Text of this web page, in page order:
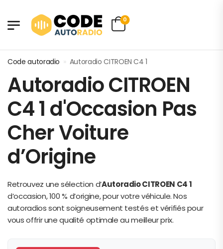
0
Code autoradio » Autoradio CITROEN C4 1
Autoradio CITROEN
C4 1 d'Occasion Pas
Cher Voiture
d’Origine
Retrouvez une sélection d’Autoradio CITROEN C4 1
d’occasion, 100 % d’origine, pour votre véhicule. Nos
autoradios sont soigneusement testés et vérifiés pour
vous offrir une qualité optimale au meilleur prix.